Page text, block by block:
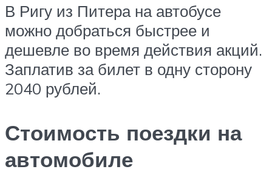
В Ригу из Питера на автобусе
можно добраться быстрее и
дешевле во время действия акций.
Заплатив за билет в одну сторону
2040 рублей.
Стоимость поездки на
автомобиле